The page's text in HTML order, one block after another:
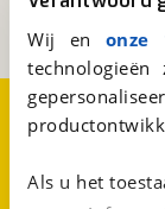
Wij en onze
Als u het
Een
Over viaBOVAG.nl
Cookievoorkeuren